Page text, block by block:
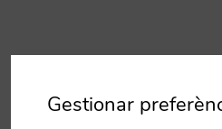
Gestionar